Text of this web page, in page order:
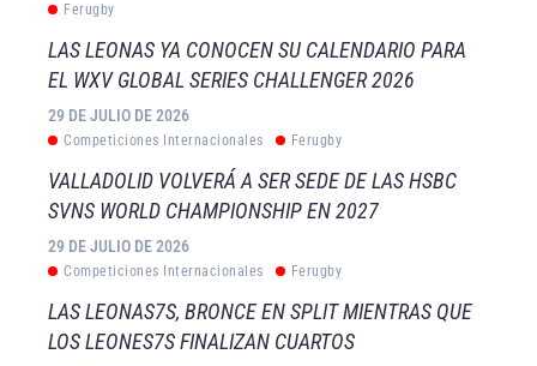
Ferugby
LAS LEONAS YA CONOCEN SU CALENDARIO PARA
EL WXV GLOBAL SERIES CHALLENGER 2026
29 DE JULIO DE 2026
Competiciones Internacionales Ferugby
VALLADOLID VOLVERÁ A SER SEDE DE LAS HSBC
SVNS WORLD CHAMPIONSHIP EN 2027
29 DE JULIO DE 2026
Competiciones Internacionales Ferugby
LAS LEONAS7S, BRONCE EN SPLIT MIENTRAS QUE
LOS LEONES7S FINALIZAN CUARTOS